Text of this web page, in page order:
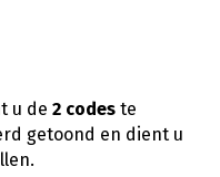
u de 2 codes te
getoond en dient u